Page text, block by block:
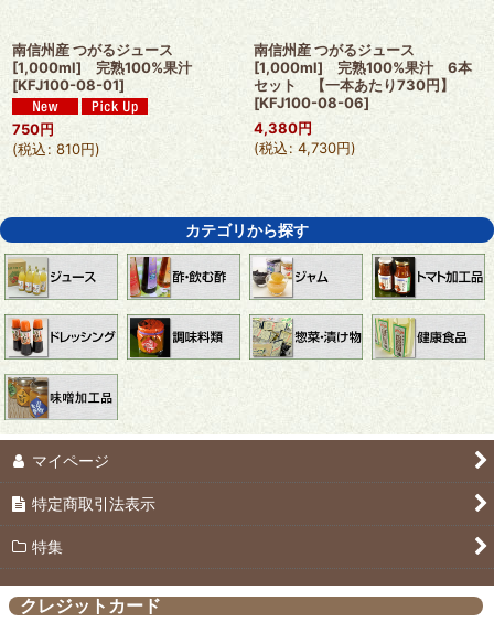
南信州産 つがるジュース
[1,000ml] 完熟100%果汁
[KFJ100-08-01]
750円
(税込: 810円)
南信州産 つがるジュース
[1,000ml] 完熟100%果汁 6本
セット 【一本あたり730円】
[KFJ100-08-06]
4,380円
(税込: 4,730円)
カテゴリから探す
マイページ
特定商取引法表示
特集
クレジットカード